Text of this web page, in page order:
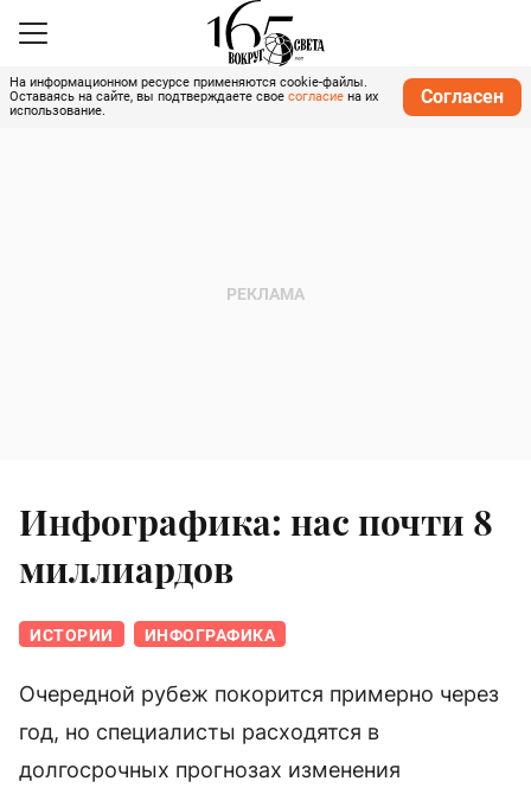
На информационном ресурсе применяются cookie-файлы.
Оставаясь на сайте, вы подтверждаете свое согласие на их
использование.
Согласен
Инфографика: нас почти 8
миллиардов
ИСТОРИИ ИНФОГРАФИКА
Очередной рубеж покорится примерно через
год, но специалисты расходятся в
долгосрочных прогнозах изменения